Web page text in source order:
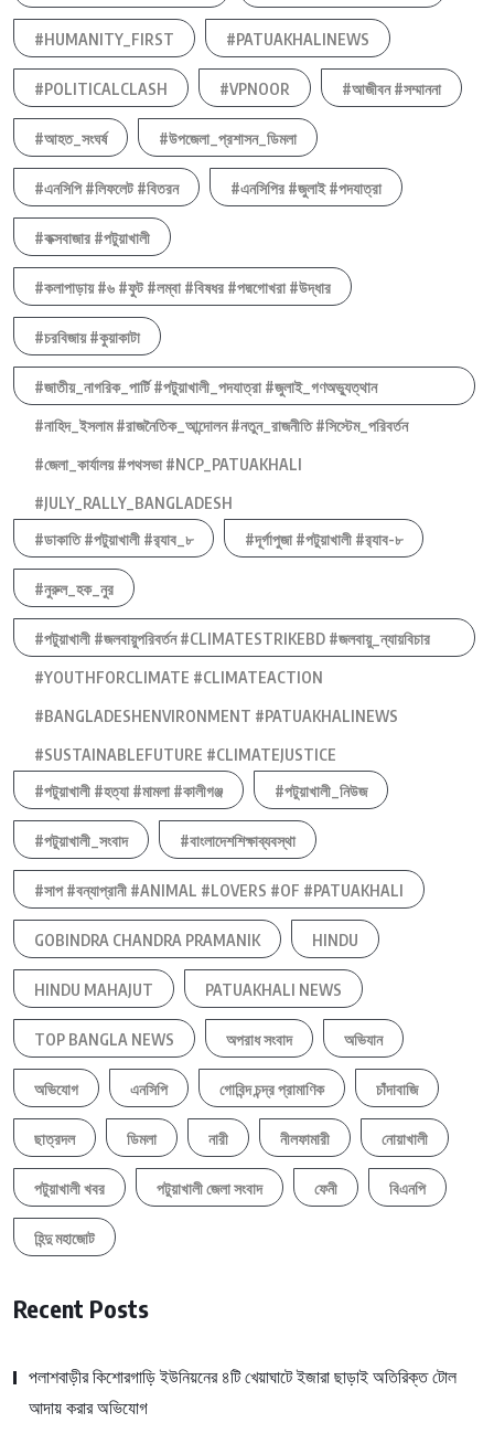
#HUMANITY_FIRST #PATUAKHALINEWS
#POLITICALCLASH #VPNOOR #আজীবন #সম্মাননা
#আহত_সংঘর্ষ #উপজেলা_প্রশাসন_ডিমলা
#এনসিপি #লিফলেট #বিতরন #এনসিপির #জুলাই #পদযাত্রা
#কক্সবাজার #পটুয়াখালী
#কলাপাড়ায় #৬ #ফুট #লম্বা #বিষধর #পদ্মগোখরা #উদ্ধার
#চরবিজায় #কুয়াকাটা
#জাতীয়_নাগরিক_পার্টি #পটুয়াখালী_পদযাত্রা #জুলাই_গণঅভ্যুত্থান
#নাহিদ_ইসলাম #রাজনৈতিক_আন্দোলন #নতুন_রাজনীতি #সিস্টেম_পরিবর্তন
#জেলা_কার্যালয় #পথসভা #NCP_PATUAKHALI
#JULY_RALLY_BANGLADESH
#ডাকাতি #পটুয়াখালী #র‍্যাব_৮
#দূর্গাপুজা #পটুয়াখালী #র‍্যাব-৮
#নুরুল_হক_নুর
#পটুয়াখালী #জলবায়ুপরিবর্তন #CLIMATESTRIKEBD #জলবায়ু_ন্যায়বিচার
#YOUTHFORCLIMATE #CLIMATEACTION
#BANGLADESHENVIRONMENT #PATUAKHALINEWS
#SUSTAINABLEFUTURE #CLIMATEJUSTICE
#পটুয়াখালী #হত্যা #মামলা #কালীগঞ্জ
#পটুয়াখালী_নিউজ
#পটুয়াখালী_সংবাদ #বাংলাদেশশিক্ষাব্যবস্থা
#সাপ #বন্যাপ্রানী #ANIMAL #LOVERS #OF #PATUAKHALI
GOBINDRA CHANDRA PRAMANIK HINDU
HINDU MAHAJUT PATUAKHALI NEWS
TOP BANGLA NEWS অপরাধ সংবাদ অভিযান
অভিযোগ এনসিপি গোবিন্দ চন্দ্র প্রামাণিক চাঁদাবাজি
ছাত্রদল ডিমলা নারী নীলফামারী নোয়াখালী
পটুয়াখালী খবর পটুয়াখালী জেলা সংবাদ ফেনী বিএনপি
হিন্দু মহাজোট
Recent Posts
পলাশবাড়ীর কিশোরগাড়ি ইউনিয়নের ৪টি খেয়াঘাটে ইজারা ছাড়াই অতিরিক্ত টোল
আদায় করার অভিযোগ